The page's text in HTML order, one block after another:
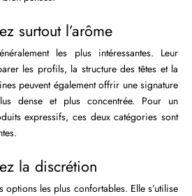
surtout l’arôme
les plus intéressantes. Leur
les profils, la structure des têtes et la
peuvent également offrir une signature
dense et plus concentrée. Pour un
expressifs, ces deux catégories sont
la discrétion
options les plus confortables. Elle s’utilise